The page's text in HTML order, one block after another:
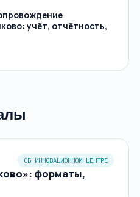
учёт, отчётность,
ОБ ИННОВАЦИОННОМ ЦЕНТРЕ
форматы,